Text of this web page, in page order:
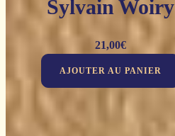
Sylvain Woiry
21,00€
AJOUTER AU PANIER